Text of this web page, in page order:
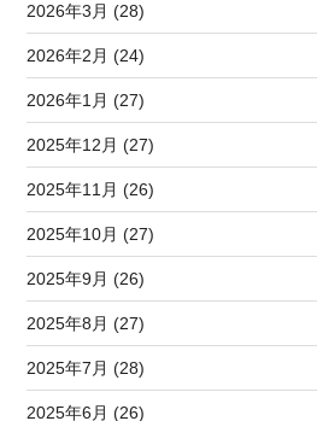
2026年3月 (28)
2026年2月 (24)
2026年1月 (27)
2025年12月 (27)
2025年11月 (26)
2025年10月 (27)
2025年9月 (26)
2025年8月 (27)
2025年7月 (28)
2025年6月 (26)